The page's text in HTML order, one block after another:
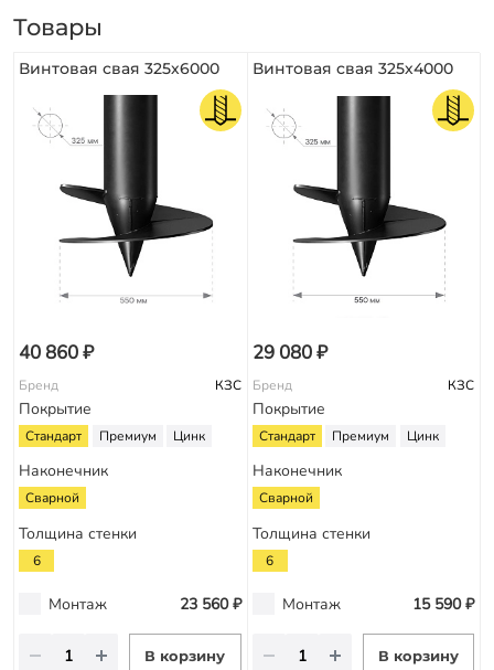
Товары
Винтовая свая 325х6000
40 860 ₽
Бренд КЗС
Покрытие
Стандарт Премиум Цинк
Наконечник
Сварной
Толщина стенки
6
Монтаж 23 560 ₽
В корзину
Винтовая свая 325х4000
29 080 ₽
Бренд КЗС
Покрытие
Стандарт Премиум Цинк
Наконечник
Сварной
Толщина стенки
6
Монтаж 15 590 ₽
В корзину